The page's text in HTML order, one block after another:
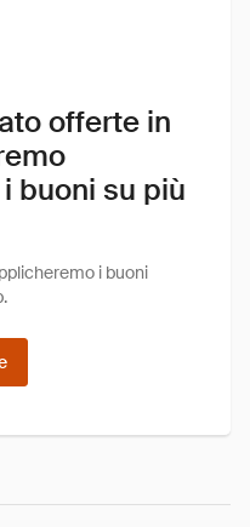
offerte in
buoni su più
i buoni